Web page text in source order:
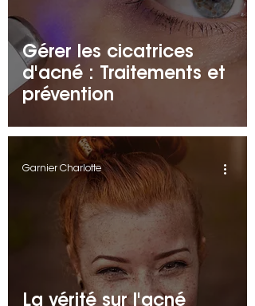
Gérer les cicatrices
d'acné : Traitements et
prévention
La vérité sur l'acné
Garnier Charlotte